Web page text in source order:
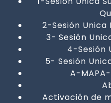
2-Sesión Unica
3- Sesión
4-Sesión
5- Sesión
A-MAPA-
Activación de